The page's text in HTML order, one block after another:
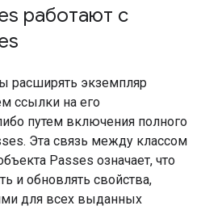
работают с
расширять экземпляр
ссылки на его
путем включения полного
Эта связь между классом
Passes означает, что
и обновлять свойства,
для всех выданных